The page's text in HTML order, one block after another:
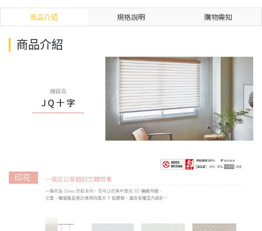
商品介紹 規格說明 購物需知
商品介紹